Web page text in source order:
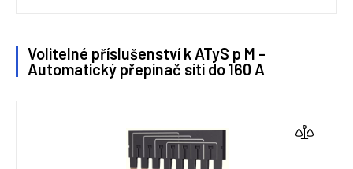
Volitelné příslušenství k ATyS p M -
Automatický přepínač sítí do 160 A